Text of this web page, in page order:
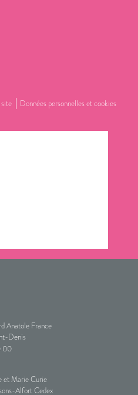
Données personnelles et cookies
Anatole France
Denis
00
et Marie Curie
Alfort Cedex